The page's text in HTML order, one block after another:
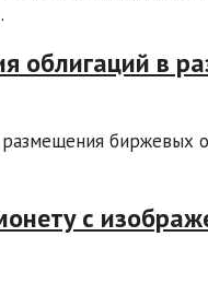
облигаций в
биржевых
с